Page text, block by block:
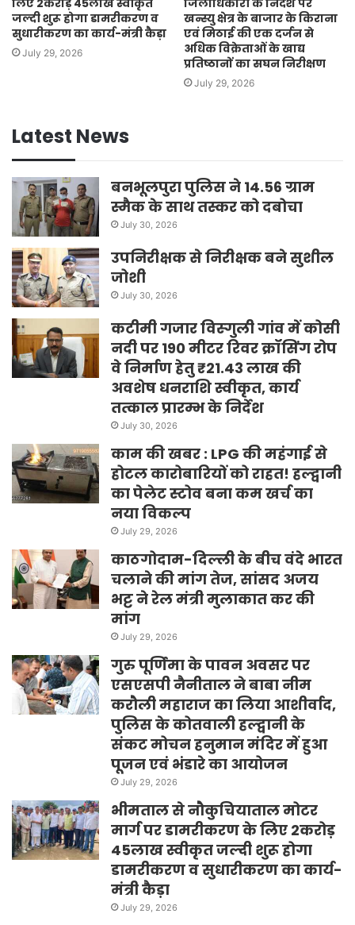
लिए 2करोड़ 45लाख स्वीकृत
जल्दी शुरू होगा डामरीकरण व
सुधारीकरण का कार्य-मंत्री कैड़ा
July 29, 2026
जिलाधिकारी के निर्देश पर
खन्स्यु क्षेत्र के बाजार के किराना
एवं मिठाई की एक दर्जन से
अधिक विक्रेताओं के खाद्य
प्रतिष्ठानों का सघन निरीक्षण
July 29, 2026
Latest News
बनभूलपुरा पुलिस ने 14.56 ग्राम
स्मैक के साथ तस्कर को दबोचा
July 30, 2026
उपनिरीक्षक से निरीक्षक बने सुशील
जोशी
July 30, 2026
कटीमी गजार विस्गुली गांव में कोसी
नदी पर 190 मीटर रिवर क्रॉसिंग रोप
वे निर्माण हेतु ₹21.43 लाख की
अवशेष धनराशि स्वीकृत, कार्य
तत्काल प्रारम्भ के निर्देश
July 30, 2026
काम की खबर : LPG की महंगाई से
होटल कारोबारियों को राहत! हल्द्वानी
का पेलेट स्टोव बना कम खर्च का
नया विकल्प
July 29, 2026
काठगोदाम-दिल्ली के बीच वंदे भारत
चलाने की मांग तेज, सांसद अजय
भट्ट ने रेल मंत्री मुलाकात कर की
मांग
July 29, 2026
गुरु पूर्णिमा के पावन अवसर पर
एसएसपी नैनीताल ने बाबा नीम
करौली महाराज का लिया आशीर्वाद,
पुलिस के कोतवाली हल्द्वानी के
संकट मोचन हनुमान मंदिर में हुआ
पूजन एवं भंडारे का आयोजन
July 29, 2026
भीमताल से नौकुचियाताल मोटर
मार्ग पर डामरीकरण के लिए 2करोड़
45लाख स्वीकृत जल्दी शुरू होगा
डामरीकरण व सुधारीकरण का कार्य-
मंत्री कैड़ा
July 29, 2026